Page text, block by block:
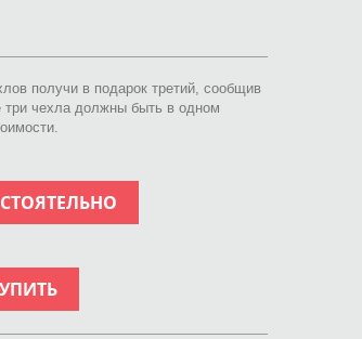
получи в подарок третий, сообщив
три чехла должны быть в одном